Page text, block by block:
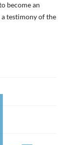
become an
testimony of the